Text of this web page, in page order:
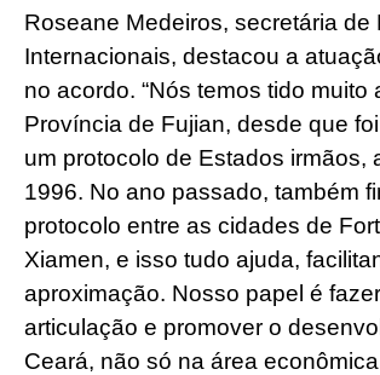
Roseane Medeiros, secretária de
Internacionais, destacou a
no acordo. “Nós temos tido muito
Província de Fujian, desde que
um protocolo de Estados irmãos,
1996. No ano passado, também
protocolo entre as cidades de
Xiamen, e isso tudo ajuda,
aproximação. Nosso papel é
articulação e promover o
Ceará, não só na área